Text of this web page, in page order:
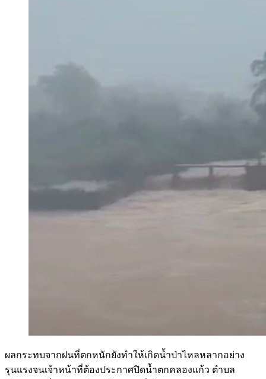
ผลกระทบจากฝนที่ตกหนักยังทำให้เกิดน้ำป่าไหลหลากอย่าง
รุนแรงจนเจ้าหน้าที่ต้องประกาศปิดน้ำตกคลองแก้ว ตำบล